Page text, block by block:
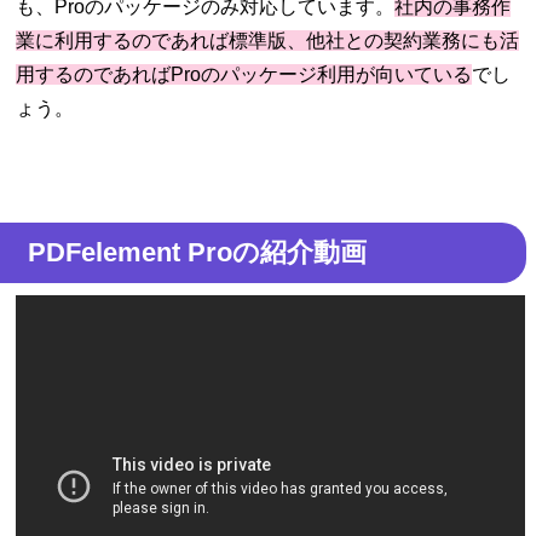
も、Proのパッケージのみ対応しています。社内の事務作
業に利用するのであれば標準版、他社との契約業務にも活
用するのであればProのパッケージ利用が向いているでし
ょう。
PDFelement Proの紹介動画